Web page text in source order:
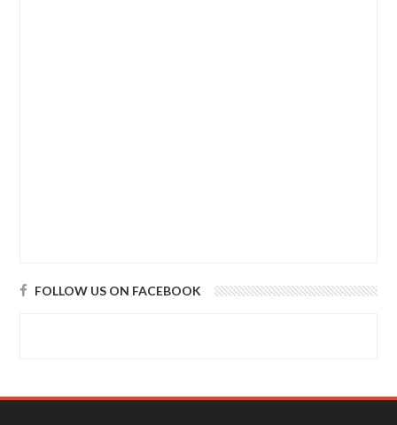
FOLLOW US ON FACEBOOK